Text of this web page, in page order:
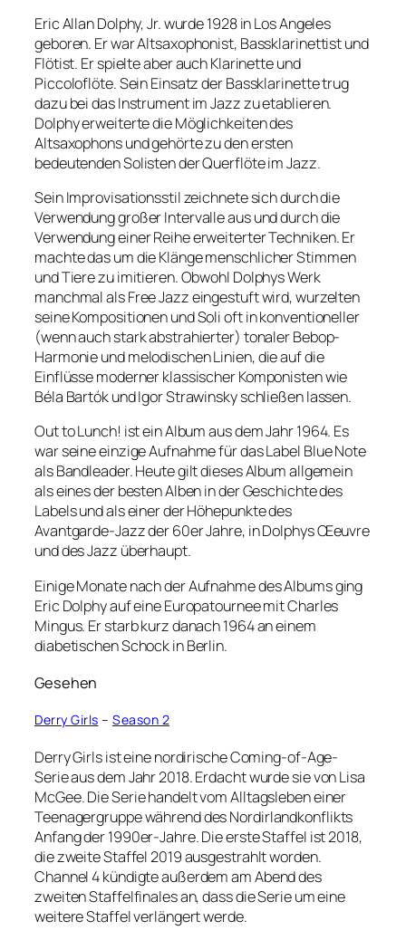
Eric Allan Dolphy, Jr. wurde 1928 in Los Angeles
geboren. Er war Altsaxophonist, Bassklarinettist und
Flötist. Er spielte aber auch Klarinette und
Piccoloflöte. Sein Einsatz der Bassklarinette trug
dazu bei das Instrument im Jazz zu etablieren.
Dolphy erweiterte die Möglichkeiten des
Altsaxophons und gehörte zu den ersten
bedeutenden Solisten der Querflöte im Jazz.
Sein Improvisationsstil zeichnete sich durch die
Verwendung großer Intervalle aus und durch die
Verwendung einer Reihe erweiterter Techniken. Er
machte das um die Klänge menschlicher Stimmen
und Tiere zu imitieren. Obwohl Dolphys Werk
manchmal als Free Jazz eingestuft wird, wurzelten
seine Kompositionen und Soli oft in konventioneller
(wenn auch stark abstrahierter) tonaler Bebop-
Harmonie und melodischen Linien, die auf die
Einflüsse moderner klassischer Komponisten wie
Béla Bartók und Igor Strawinsky schließen lassen.
Out to Lunch! ist ein Album aus dem Jahr 1964. Es
war seine einzige Aufnahme für das Label Blue Note
als Bandleader. Heute gilt dieses Album allgemein
als eines der besten Alben in der Geschichte des
Labels und als einer der Höhepunkte des
Avantgarde-Jazz der 60er Jahre, in Dolphys Œeuvre
und des Jazz überhaupt.
Einige Monate nach der Aufnahme des Albums ging
Eric Dolphy auf eine Europatournee mit Charles
Mingus. Er starb kurz danach 1964 an einem
diabetischen Schock in Berlin.
Gesehen
Derry Girls – Season 2
Derry Girls ist eine nordirische Coming-of-Age-
Serie aus dem Jahr 2018. Erdacht wurde sie von Lisa
McGee. Die Serie handelt vom Alltagsleben einer
Teenagergruppe während des Nordirlandkonflikts
Anfang der 1990er-Jahre. Die erste Staffel ist 2018,
die zweite Staffel 2019 ausgestrahlt worden.
Channel 4 kündigte außerdem am Abend des
zweiten Staffelfinales an, dass die Serie um eine
weitere Staffel verlängert werde.